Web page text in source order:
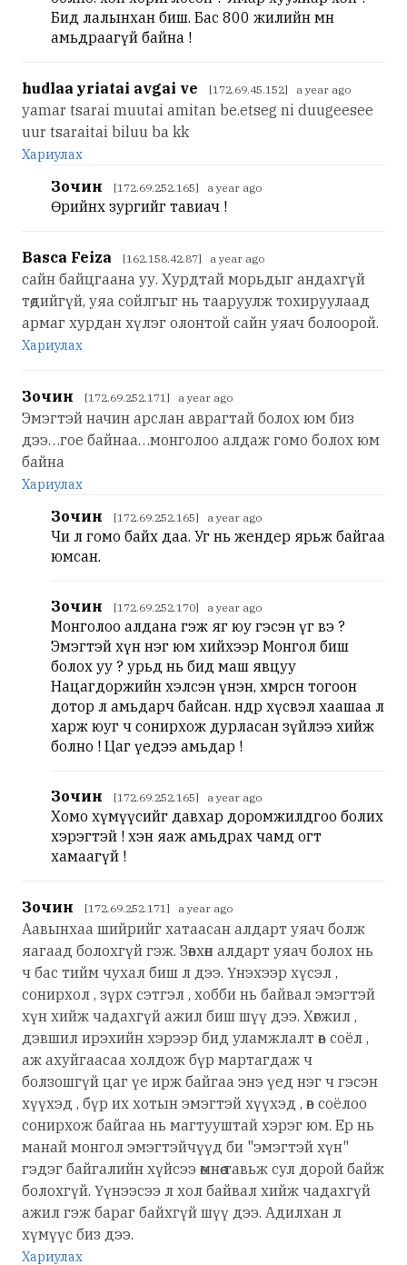
Бид лалынхан биш. Бас 800 жилийн өмнө
амьдраагүй байна !
hudlaa yriatai avgai ve [172.69.45.152] a year ago
yamar tsarai muutai amitan be.etseg ni duugeesee
uur tsaraitai biluu ba kk
Хариулах
Зочин [172.69.252.165] a year ago
Өөрийнхөө зургийг тавиач !
Basca Feiza [162.158.42.87] a year ago
сайн байцгаана уу. Хурдтай морьдыг андахгүй
төдийгүй, уяа сойлгыг нь тааруулж тохируулаад
армаг хурдан хүлэг олонтой сайн уяач болоорой.
Хариулах
Зочин [172.69.252.171] a year ago
Эмэгтэй начин арслан аврагтай болох юм биз
дээ…гое байнаа…монголоо алдаж гомо болох юм
байна
Хариулах
Зочин [172.69.252.165] a year ago
Чи л гомо байх даа. Уг нь жендер ярьж байгаа
юмсан.
Зочин [172.69.252.170] a year ago
Монголоо алдана гэж яг юу гэсэн үг вэ ?
Эмэгтэй хүн нэг юм хийхээр Монгол биш
болох уу ? урьд нь бид маш явцуу
Нацагдоржийн хэлсэн үнэн, хөмөрсөн тогоон
дотор л амьдарч байсан. өнөөдөр хүсвэл хаашаа л
харж юуг ч сонирхож дурласан зүйлээ хийж
болно ! Цаг үедээ амьдар !
Зочин [172.69.252.165] a year ago
Хомо хүмүүсийг давхар доромжилдгоо болих
хэрэгтэй ! хэн яаж амьдрах чамд огт
хамаагүй !
Зочин [172.69.252.171] a year ago
Аавынхаа шийрийг хатаасан алдарт уяач болж
яагаад болохгүй гэж. Зөвхөн алдарт уяач болох нь
ч бас тийм чухал биш л дээ. Үнэхээр хүсэл ,
сонирхол , зүрх сэтгэл , хобби нь байвал эмэгтэй
хүн хийж чадахгүй ажил биш шүү дээ. Хөгжил ,
дэвшил ирэхийн хэрээр бид уламжлалт өв соёл ,
аж ахуйгаасаа холдож бүр мартагдаж ч
болзошгүй цаг үе ирж байгаа энэ үед нэг ч гэсэн
хүүхэд , бүр их хотын эмэгтэй хүүхэд , өв соёлоо
сонирхож байгаа нь магтууштай хэрэг юм. Ер нь
манай монгол эмэгтэйчүүд би "эмэгтэй хүн"
гэдэг байгалийн хүйсээ өмнөө тавьж сул дорой байж
болохгүй. Үүнээсээ л хол байвал хийж чадахгүй
ажил гэж бараг байхгүй шүү дээ. Адилхан л
хүмүүс биз дээ.
Хариулах